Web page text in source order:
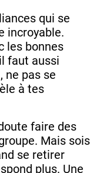
qui se
incroyable.
les bonnes
faut aussi
ne pas se
à tes
faire des
Mais sois
se retirer
plus. Une